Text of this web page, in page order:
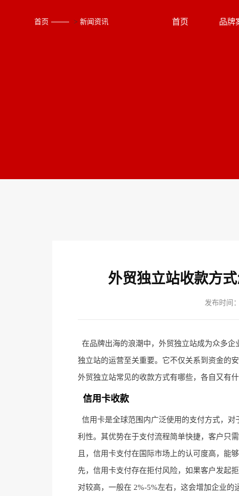
首页 >新闻资讯 首页 品牌
外贸独立站收款方
发布时间
在品牌出海的浪潮中，外贸独立站成为众多
独立站的运营至关重要。它不仅关系到资金的
外贸独立站常见的收款方式有哪些，各自又有什
信用卡收款
信用卡是全球范围内广泛使用的支付方式，
利性。其优势在于支付流程简单快捷，客户只
且，信用卡支付在国际市场上的认可度高，能
先，信用卡支付存在拒付风险，如果客户发起
对较高，一般在 2%-5%左右，这会增加企业的